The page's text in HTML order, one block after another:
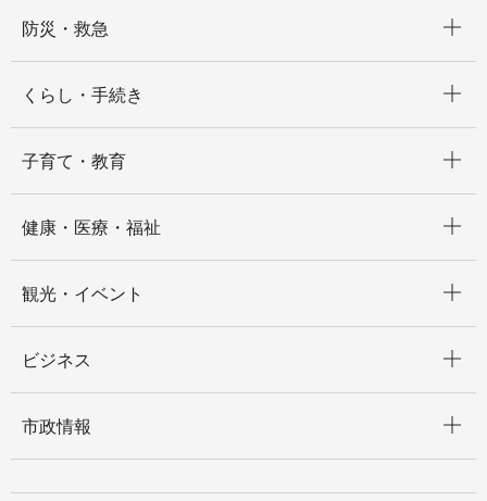
防災・救急
くらし・手続き
子育て・教育
健康・医療・福祉
観光・イベント
ビジネス
市政情報